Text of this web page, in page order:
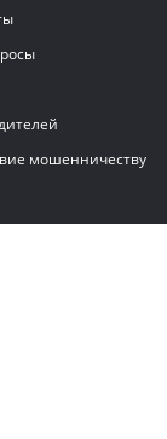
мошенничеству